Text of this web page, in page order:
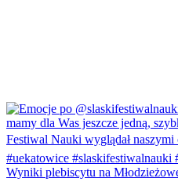
Wyniki plebiscytu na